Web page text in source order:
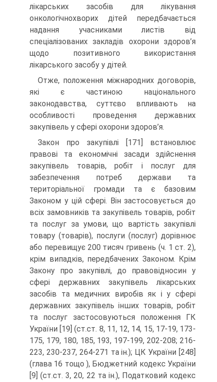
лікарських засобів для лікування
онкологічнохворих дітей передбачається
надання учасниками листів від
спеціалізованих закладів охорони здоров’я
щодо позитивного використання
лікарського засобу у дітей.
Отже, положення міжнародних договорів,
які є частиною національного
законодавства, суттєво впливають на
особливості проведення державних
закупівель у сфері охорони здоров’я.
Закон про закупівлі [171] встановлює
правові та економічні засади здійснення
закупівель товарів, робіт і послуг для
забезпечення потреб держави та
територіальної громади та є базовим
Законом у цій сфері. Він застосовується до
всіх замовників та закупівель товарів, робіт
та послуг за умови, що вартість закупівлі
товару (товарів), послуги (послуг) дорівнює
або перевищує 200 тисяч гривень (ч. 1 ст. 2),
крім випадків, передбачених Законом. Крім
Закону про закупівлі, до правовідносин у
сфері державних закупівель лікарських
засобів та медичних виробів як і у сфері
державних закупівель інших товарів, робіт
та послуг застосовуються положення ГК
України [19] (ст.ст. 8, 11, 12, 14, 15, 17-19, 173-
175, 179, 180, 185, 193, 197-199, 202-208; 216-
223, 230-237, 264-271 та ін.); ЦК України [248]
(глава 16 тощо ), Бюджетний кодекс України
[9] (ст.ст. 3, 20, 22 та ін.), Податковий кодекс